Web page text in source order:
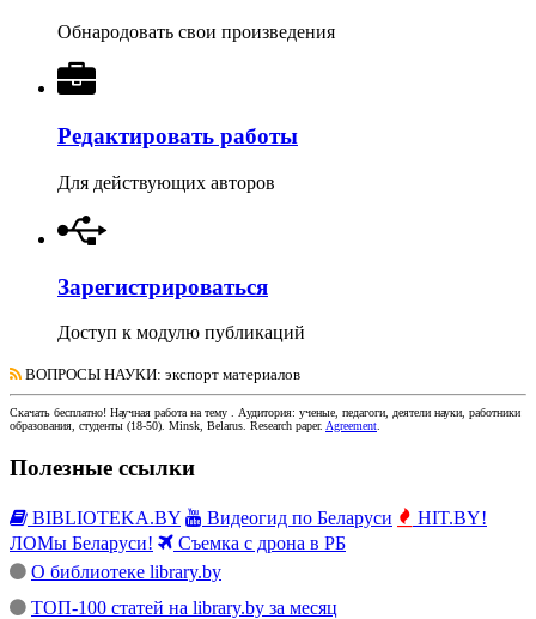
Обнародовать свои произведения
Редактировать работы
Для действующих авторов
Зарегистрироваться
Доступ к модулю публикаций
ВОПРОСЫ НАУКИ: экспорт материалов
Скачать бесплатно! Научная работана тему . Аудитория: ученые, педагоги, деятели науки, работники
образования, студенты (18-50). Minsk, Belarus. Research paper. Agreement.
Полезные ссылки
BIBLIOTEKA.BY Видеогид по Беларуси
HIT.BY!
ЛОМы Беларуси!
Съемка с дрона в РБ
О библиотеке library.by
ТОП-100 статей на library.by за месяц